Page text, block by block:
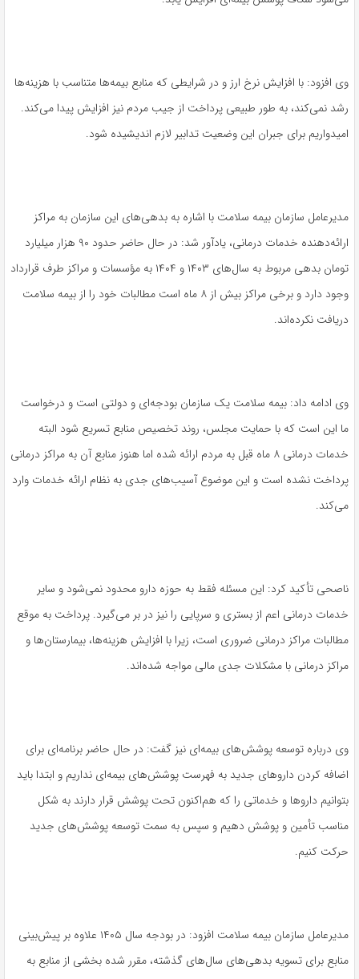
وی افزود: با افزایش نرخ ارز و در شرایطی که منابع بیمه‌ها متناسب با هزینه‌ها
رشد نمی‌کند، به طور طبیعی پرداخت از جیب مردم نیز افزایش پیدا می‌کند.
امیدواریم برای جبران این وضعیت تدابیر لازم اندیشیده شود.
مدیرعامل سازمان بیمه سلامت با اشاره به بدهی‌های این سازمان به مراکز
ارائه‌دهنده خدمات درمانی، یادآور شد: در حال حاضر حدود ۹۰ هزار میلیارد
تومان بدهی مربوط به سال‌های ۱۴۰۳ و ۱۴۰۴ به مؤسسات و مراکز طرف قرارداد
وجود دارد و برخی مراکز بیش از ۸ ماه است مطالبات خود را از بیمه سلامت
دریافت نکرده‌اند.
وی ادامه داد: بیمه سلامت یک سازمان بودجه‌ای و دولتی است و درخواست
ما این است که با حمایت مجلس، روند تخصیص منابع تسریع شود البته
خدمات درمانی ۸ ماه قبل به مردم ارائه شده اما هنوز منابع آن به مراکز درمانی
پرداخت نشده است و این موضوع آسیب‌های جدی به نظام ارائه خدمات وارد
می‌کند.
ناصحی تأکید کرد: این مسئله فقط به حوزه دارو محدود نمی‌شود و سایر
خدمات درمانی اعم از بستری و سرپایی را نیز در بر می‌گیرد. پرداخت به موقع
مطالبات مراکز درمانی ضروری است، زیرا با افزایش هزینه‌ها، بیمارستان‌ها و
مراکز درمانی با مشکلات جدی مالی مواجه شده‌اند.
وی درباره توسعه پوشش‌های بیمه‌ای نیز گفت: در حال حاضر برنامه‌ای برای
اضافه کردن داروهای جدید به فهرست پوشش‌های بیمه‌ای نداریم و ابتدا باید
بتوانیم داروها و خدماتی را که هم‌اکنون تحت پوشش قرار دارند به شکل
مناسب تأمین و پوشش دهیم و سپس به سمت توسعه پوشش‌های جدید
حرکت کنیم.
مدیرعامل سازمان بیمه سلامت افزود: در بودجه سال ۱۴۰۵ علاوه بر پیش‌بینی
منابع برای تسویه بدهی‌های سال‌های گذشته، مقرر شده بخشی از منابع به